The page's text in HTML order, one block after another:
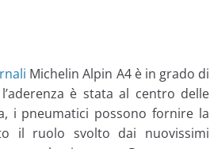
Michelin Alpin A4 è in grado di
è stata al centro delle
i pneumatici possono fornire la
il ruolo svolto dai nuovissimi